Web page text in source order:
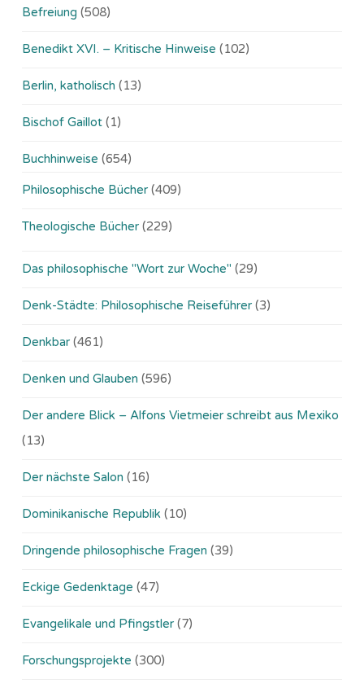
Befreiung (508)
Benedikt XVI. – Kritische Hinweise (102)
Berlin, katholisch (13)
Bischof Gaillot (1)
Buchhinweise (654)
Philosophische Bücher (409)
Theologische Bücher (229)
Das philosophische "Wort zur Woche" (29)
Denk-Städte: Philosophische Reiseführer (3)
Denkbar (461)
Denken und Glauben (596)
Der andere Blick – Alfons Vietmeier schreibt aus Mexiko
(13)
Der nächste Salon (16)
Dominikanische Republik (10)
Dringende philosophische Fragen (39)
Eckige Gedenktage (47)
Evangelikale und Pfingstler (7)
Forschungsprojekte (300)